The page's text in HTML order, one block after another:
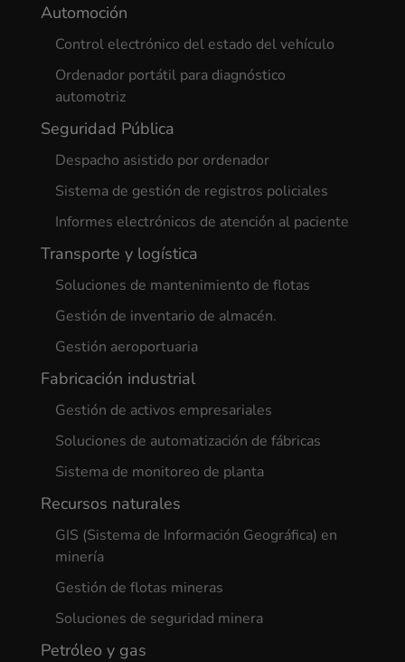
Automoción
Control electrónico del estado del vehículo
Ordenador portátil para diagnóstico
automotriz
Seguridad Pública
Despacho asistido por ordenador
Sistema de gestión de registros policiales
Informes electrónicos de atención al paciente
Transporte y logística
Soluciones de mantenimiento de flotas
Gestión de inventario de almacén.
Gestión aeroportuaria
Fabricación industrial
Gestión de activos empresariales
Soluciones de automatización de fábricas
Sistema de monitoreo de planta
Recursos naturales
GIS (Sistema de Información Geográfica) en
minería
Gestión de flotas mineras
Soluciones de seguridad minera
Petróleo y gas